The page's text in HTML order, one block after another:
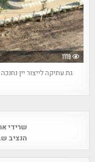
1119
גת עתיקה לייצור יין
navigationשרידי
הנציב